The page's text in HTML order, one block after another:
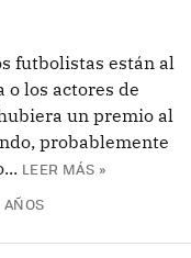
futbolistas están al
los actores de
un premio al
probablemente
LEER MÁS »
AÑOS